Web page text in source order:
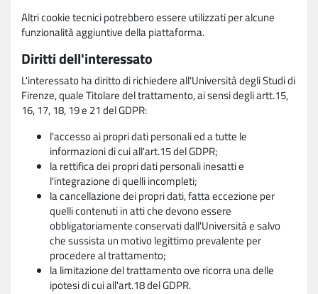
Altri cookie tecnici potrebbero essere utilizzati per alcune
funzionalità aggiuntive della piattaforma.
Diritti dell'interessato
L'interessato ha diritto di richiedere all'Università degli Studi di
Firenze, quale Titolare del trattamento, ai sensi degli artt.15,
16, 17, 18, 19 e 21 del GDPR:
l'accesso ai propri dati personali ed a tutte le
informazioni di cui all'art.15 del GDPR;
la rettifica dei propri dati personali inesatti e
l'integrazione di quelli incompleti;
la cancellazione dei propri dati, fatta eccezione per
quelli contenuti in atti che devono essere
obbligatoriamente conservati dall'Università e salvo
che sussista un motivo legittimo prevalente per
procedere al trattamento;
la limitazione del trattamento ove ricorra una delle
ipotesi di cui all'art.18 del GDPR.